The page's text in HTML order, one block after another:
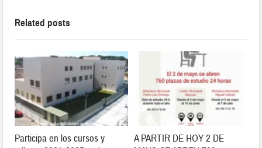
Related posts
Participa en los cursos y
A PARTIR DE HOY 2 DE